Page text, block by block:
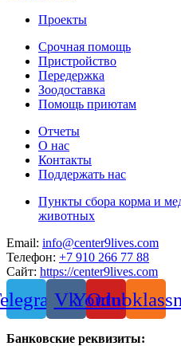
Проекты
Срочная помощь
Пристройство
Передержка
Зоодоставка
Помощь приютам
Отчеты
О нас
Контакты
Поддержать нас
Пункты сбора корма и
животных
Email: info@center9lives.com
Телефон: +7 910 266 77 88
Сайт: https://center9lives.com
VkYoutube
Банковские реквизиты: